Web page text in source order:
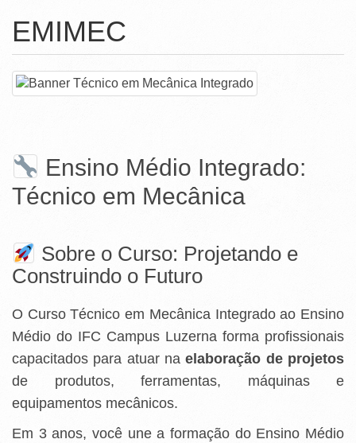
Ministério do Meio Ambiente
Ministério do Turismo
Ministério da Mulher, da Família e dos Direitos Humanos
Secretaria-Geral
Gabinete de Segurança Institucional
Banco Central do Brasil
EMIMEC
Ensino Médio Integrado:
Técnico em Mecânica
Sobre o Curso: Projetando e
Construindo o Futuro
O Curso Técnico em Mecânica Integrado ao Ensino
Médio do IFC Campus Luzerna forma profissionais
capacitados para atuar naelaboração de projetos
de produtos, ferramentas, máquinas e
equipamentos mecânicos.
Em 3 anos, você une a formação do Ensino Médio